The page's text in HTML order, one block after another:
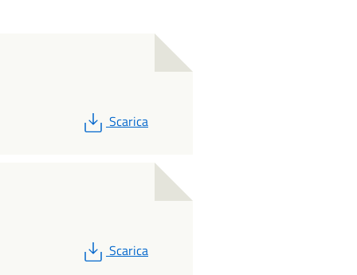
PDF
Scarica
PDF
Scarica